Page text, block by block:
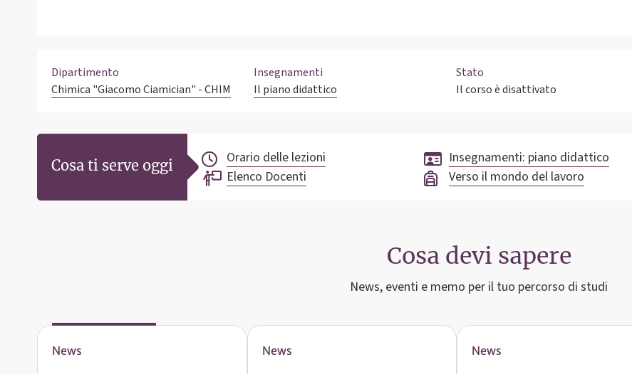
Dipartimento
Chimica "Giacomo Ciamician" - CHIM
Insegnamenti
Il piano didattico
Stato
Il corso è disattivato
Cosa ti serve oggi Orario delle lezioni Insegnamenti: piano didattico
Elenco Docenti
Verso il mondo del lavoro
Cosa devi sapere
News, eventi e memo per il tuo percorso di studi
News News News